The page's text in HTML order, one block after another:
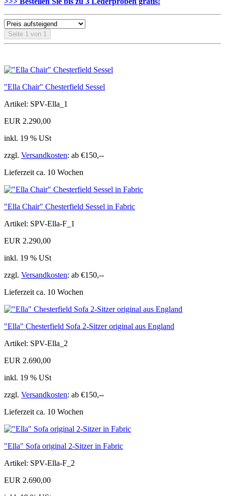
Seite 1 von 1
"Ella Chair" Chesterfield Sessel
Artikel: SPV-Ella_1
EUR 2.290,00
inkl. 19 % USt
zzgl. Versandkosten: ab €150,--
Lieferzeit ca. 10 Wochen
"Ella Chair" Chesterfield Sessel in Fabric
Artikel: SPV-Ella-F_1
EUR 2.290,00
inkl. 19 % USt
zzgl. Versandkosten: ab €150,--
Lieferzeit ca. 10 Wochen
"Ella" Chesterfield Sofa 2-Sitzer original aus England
Artikel: SPV-Ella_2
EUR 2.690,00
inkl. 19 % USt
zzgl. Versandkosten: ab €150,--
Lieferzeit ca. 10 Wochen
"Ella" Sofa original 2-Sitzer in Fabric
Artikel: SPV-Ella-F_2
EUR 2.690,00